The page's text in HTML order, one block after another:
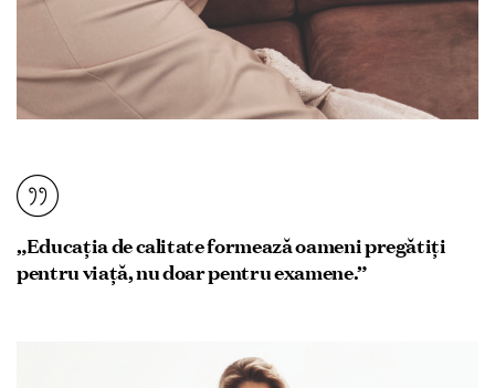
„Educația de calitate formează oameni pregătiți
pentru viață, nu doar pentru examene.”